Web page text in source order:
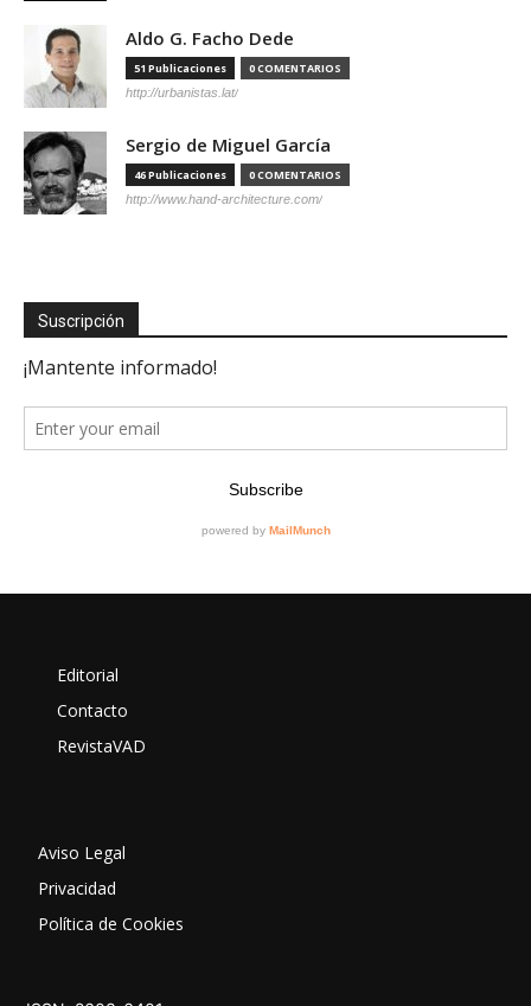
Aldo G. Facho Dede
51 Publicaciones 0 COMENTARIOS
http://urbanistas.lat/
Sergio de Miguel García
46 Publicaciones 0 COMENTARIOS
http://www.hand-architecture.com/
Suscripción
Editorial
Contacto
RevistaVAD
Aviso Legal
Privacidad
Política de Cookies